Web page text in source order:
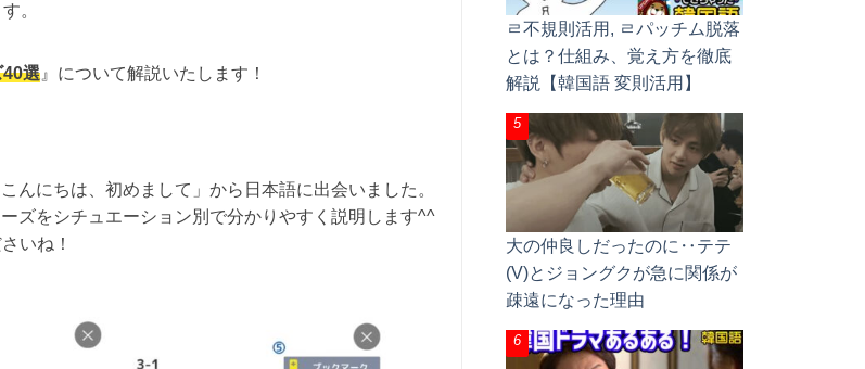
。
選 』について解説いたします！
んにちは、初めまして」から日本語に出会いました。
ズをシチュエーション別で分かりやすく説明します^^
いね！
ㄹ不規則活用, ㄹパッチム脱落
とは？仕組み、覚え方を徹底
解説【韓国語 変則活用】
大の仲良しだったのに‥テテ
(V)とジョングクが急に関係が
疎遠になった理由